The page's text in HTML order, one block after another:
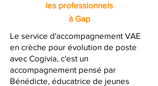
les professionnels
à Gap
Le service d'accompagnement VAE
en crèche pour évolution de poste
avec Cogivia, c'est un
accompagnement pensé par
Bénédicte, éducatrice de jeunes